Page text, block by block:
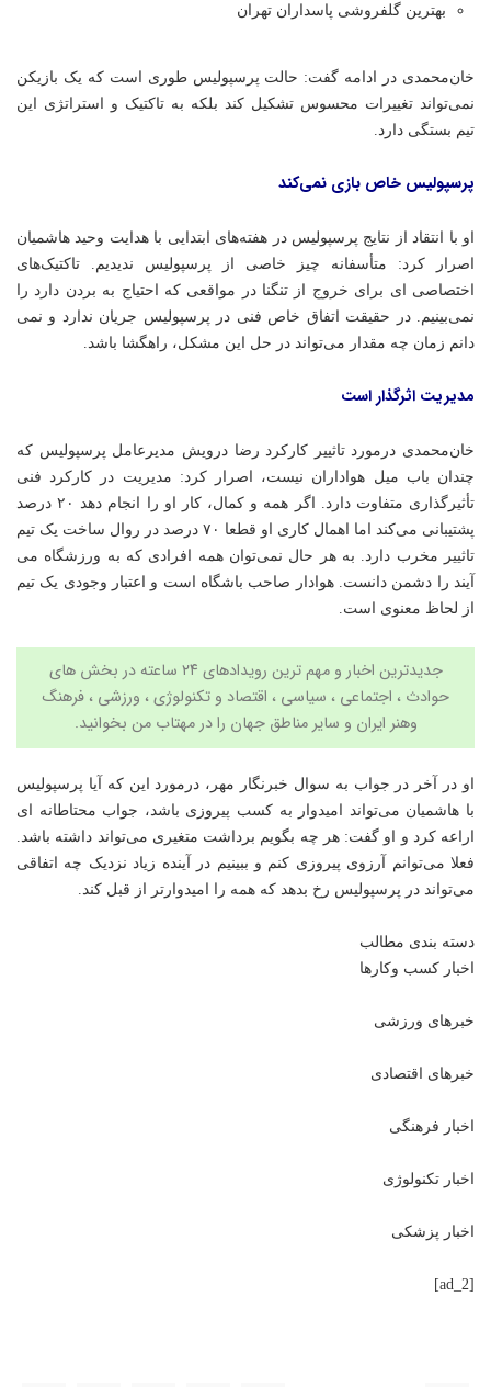
بهترین گلفروشی پاسداران تهران
خان‌محمدی در ادامه گفت: حالت پرسپولیس طوری است که یک بازیکن
نمی‌تواند تغییرات محسوس تشکیل کند بلکه به تاکتیک و استراتژی این
تیم بستگی دارد.
پرسپولیس خاص بازی نمی‌کند
او با انتقاد از نتایج پرسپولیس در هفته‌های ابتدایی با هدایت وحید هاشمیان
اصرار کرد: متأسفانه چیز خاصی از پرسپولیس ندیدیم. تاکتیک‌های
اختصاصی ای برای خروج از تنگنا در مواقعی که احتیاج به بردن دارد را
نمی‌بینیم. در حقیقت اتفاق خاص فنی در پرسپولیس جریان ندارد و نمی
دانم زمان چه مقدار می‌تواند در حل این مشکل، راهگشا باشد.
مدیریت اثرگذار است
خان‌محمدی درمورد تاثییر کارکرد رضا درویش مدیرعامل پرسپولیس که
چندان باب میل هواداران نیست، اصرار کرد: مدیریت در کارکرد فنی
تأثیرگذاری متفاوت دارد. اگر همه و کمال، کار او را انجام دهد ۲۰ درصد
پشتیبانی می‌کند اما اهمال کاری او قطعا ۷۰ درصد در روال ساخت یک تیم
تاثییر مخرب دارد. به هر حال نمی‌توان همه افرادی که به ورزشگاه می
آیند را دشمن دانست. هوادار صاحب باشگاه است و اعتبار وجودی یک تیم
از لحاظ معنوی است.
جدیدترین اخبار و مهم ترین رویدادهای ۲۴ ساعته در بخش های
حوادث ، اجتماعی ، سیاسی ، اقتصاد و تکنولوژی، ورزشی ، فرهنگ
وهنر ایران و سایر مناطق جهان را درمهتاب من بخوانید.
او در آخر در جواب به سوال خبرنگار مهر، درمورد این که آیا پرسپولیس
با هاشمیان می‌تواند امیدوار به کسب پیروزی باشد، جواب محتاطانه ای
اراعه کرد و او گفت: هر چه بگویم برداشت متغیری می‌تواند داشته باشد.
فعلا می‌توانم آرزوی پیروزی کنم و ببینیم در آینده زیاد نزدیک چه اتفاقی
می‌تواند در پرسپولیس رخ بدهد که همه را امیدوارتر از قبل کند.
دسته بندی مطالب
اخبار کسب وکارها
خبرهای ورزشی
خبرهای اقتصادی
اخبار فرهنگی
اخبار تکنولوژی
اخبار پزشکی
[ad_2]